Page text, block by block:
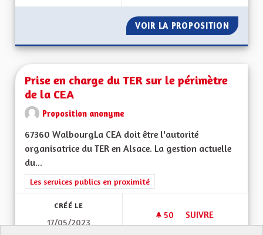
VOIR LA PROPOSITION
Prise en charge du TER sur le périmètre
de la CEA
Proposition anonyme
67360 WalbourgLa CEA doit être l'autorité
organisatrice du TER en Alsace. La gestion actuelle
du...
Filtrer les résultats de la catégorie : Les services publics en
Les services publics en proximité
CRÉÉ LE
17/05/2023
50 50 ABONNÉS
SUIVRE
PRISE EN CHARGE